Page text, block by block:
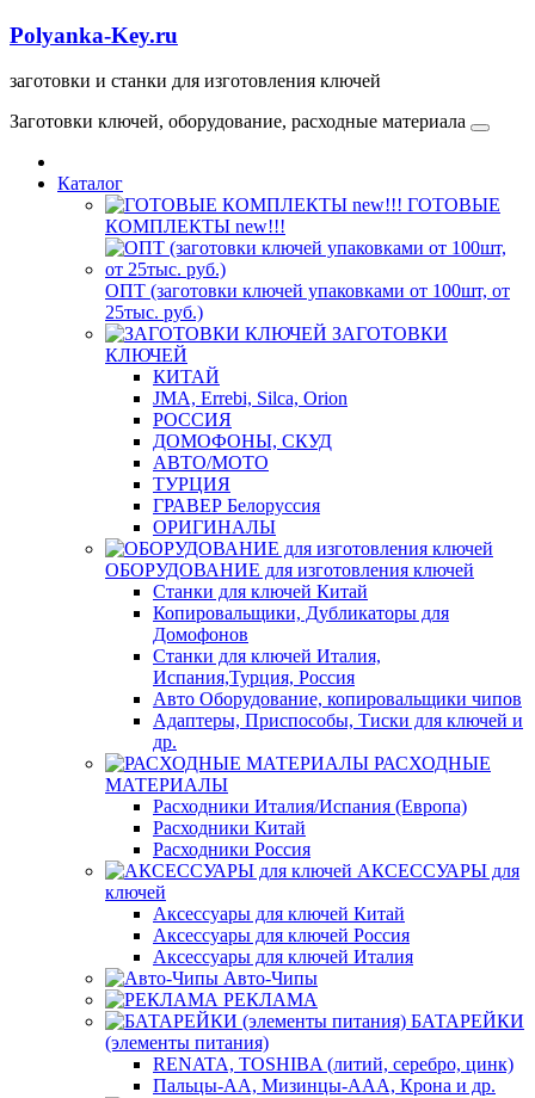
Polyanka-Key.ru
заготовки и станки для изготовления ключей
Заготовки ключей, оборудование, расходные материала
Каталог
ГОТОВЫЕ
КОМПЛЕКТЫ new!!!
ОПТ (заготовки ключей упаковками от 100шт, от
25тыс. руб.)
ЗАГОТОВКИ
КЛЮЧЕЙ
КИТАЙ
JMA, Errebi, Silca, Orion
РОССИЯ
ДОМОФОНЫ, СКУД
ABTO/МОТО
ТУРЦИЯ
ГРАВЕР Белоруссия
ОРИГИНАЛЫ
ОБОРУДОВАНИЕ для изготовления ключей
Станки для ключей Китай
Копировальщики, Дубликаторы для
Домофонов
Станки для ключей Италия,
Испания,Турция, Россия
Авто Оборудование, копировальщики чипов
Адаптеры, Приспособы, Тиски для ключей и
др.
РАСХОДНЫЕ
МАТЕРИАЛЫ
Расходники Италия/Испания (Европа)
Расходники Китай
Расходники Россия
АКСЕССУАРЫ для
ключей
Аксессуары для ключей Китай
Аксессуары для ключей Россия
Аксессуары для ключей Италия
Авто-Чипы
РЕКЛАМА
БАТАРЕЙКИ
(элементы питания)
RENATA, TOSHIBA (литий, серебро, цинк)
Пальцы-АА, Мизинцы-ААА, Крона и др.